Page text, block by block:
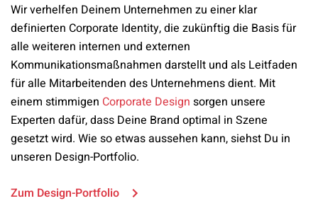
Wir verhelfen Deinem Unternehmen zu einer klar
definierten Corporate Identity, die zukünftig die Basis für
alle weiteren internen und externen
Kommunikationsmaßnahmen darstellt und als Leitfaden
für alle Mitarbeitenden des Unternehmens dient. Mit
einem stimmigen Corporate Design sorgen unsere
Experten dafür, dass Deine Brand optimal in Szene
gesetzt wird. Wie so etwas aussehen kann, siehst Du in
unseren Design-Portfolio.
Zum Design-Portfolio